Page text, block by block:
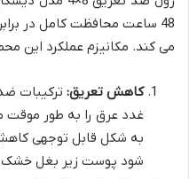
48 ساعت محافظت کامل در
می کند. مکانیزم عملکرد این
کاهش تعریق: ترکیبات
غدد عرق را به طور موقت
به شکل قابل توجهی
شود پوست زیر بغل خشک